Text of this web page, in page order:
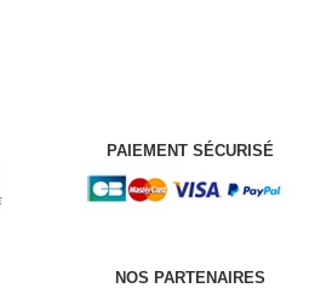
PAIEMENT SÉCURISÉ
NOS PARTENAIRES